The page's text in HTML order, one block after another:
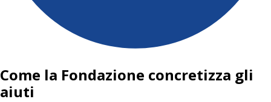
Come la Fondazione concretizza gli
aiuti